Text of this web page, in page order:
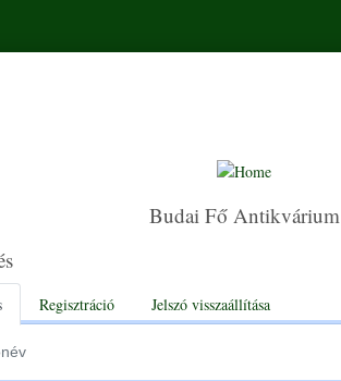
Budai Fő Antikvárium
Regisztráció Jelszó visszaállítása